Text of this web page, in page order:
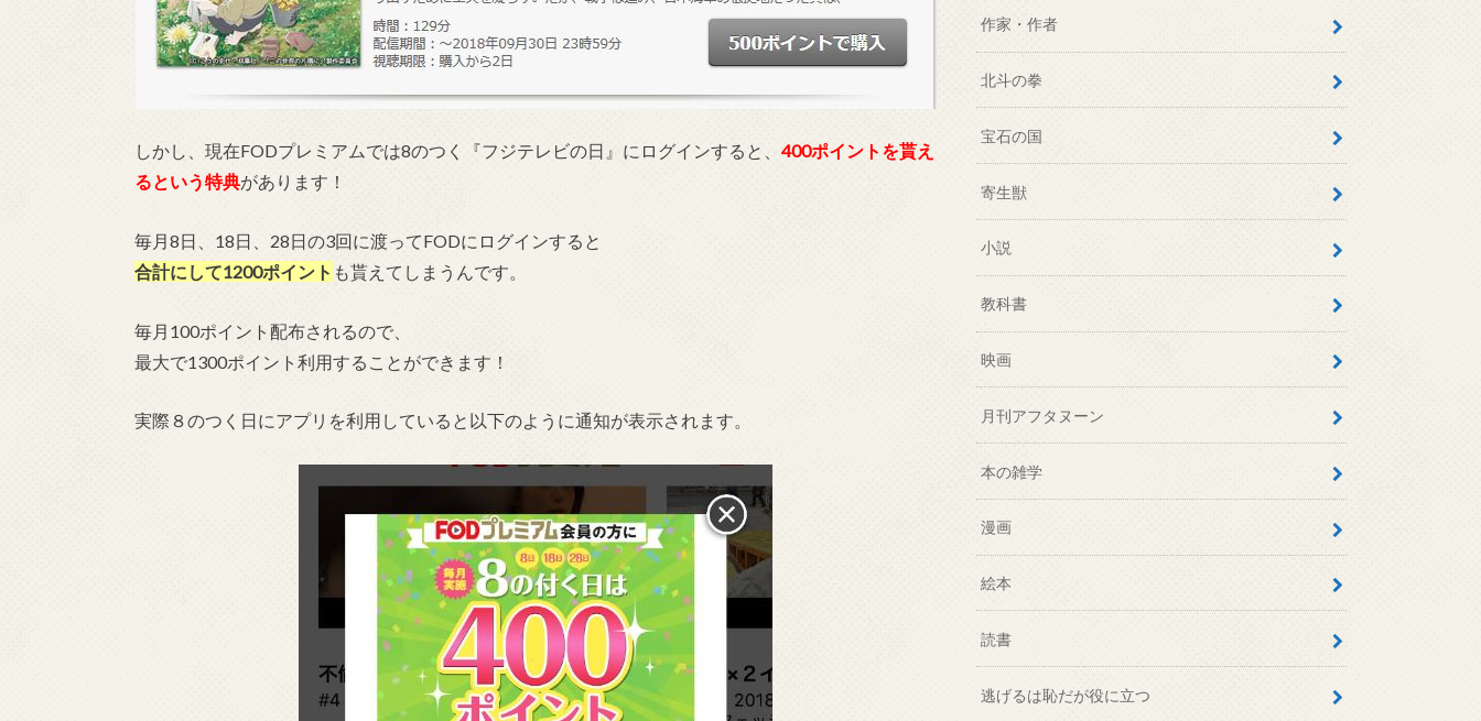
しかし、現在FODプレミアムでは8のつく『フジテレビの日』にログインすると、 400ポイントを貰え
るという特典があります！
毎月8日、18日、28日の3回に渡ってFODにログインすると
合計にして1200ポイント も貰えてしまうんです。
毎月100ポイント配布されるので、
最大で1300ポイント利用することができます！
実際８のつく日にアプリを利用していると以下のように通知が表示されます。
作家・作者
北斗の拳
宝石の国
寄生獣
小説
教科書
映画
月刊アフタヌーン
本の雑学
漫画
絵本
読書
逃げるは恥だが役に立つ